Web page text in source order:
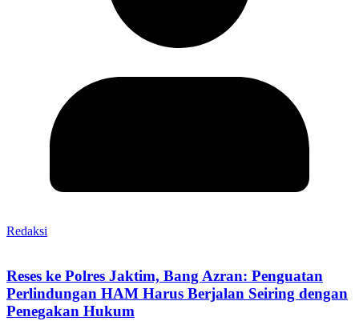
Redaksi
Reses ke Polres Jaktim, Bang Azran: Penguatan
Perlindungan HAM Harus Berjalan Seiring dengan
Penegakan Hukum